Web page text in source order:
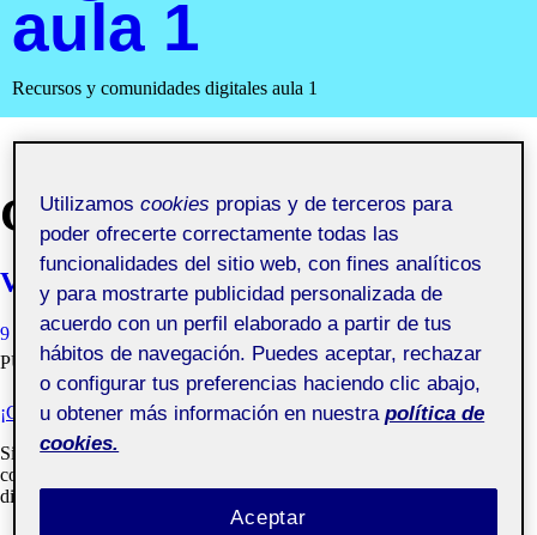
aula 1
Recursos y comunidades digitales aula 1
COLABORACIÓN
Valoración final asignatura
9 JUNIO, 2021 BENJAMÍN JOSÉ TRILLO DÍAZ
VISIBILIDAD:
PÚBLICA
¡CERRAMOS Y DIFUNDIMOS EL PROYECTO!
Si este semestre has cursado «Recursos y comunidades digitales»
como yo, estoy seguro de que has pasado por muchas emociones
diferentes.
Utilizamoscookies propias y de terceros para
poder ofrecerte correctamente todas las
funcionalidades del sitio web, con fines analíticos
y para mostrarte publicidad personalizada de
acuerdo con un perfil elaborado a partir de tus
hábitos de navegación. Puedes aceptar, rechazar
o configurar tus preferencias haciendo clic abajo,
u obtener más información en nuestra política de
cookies.
Aceptar